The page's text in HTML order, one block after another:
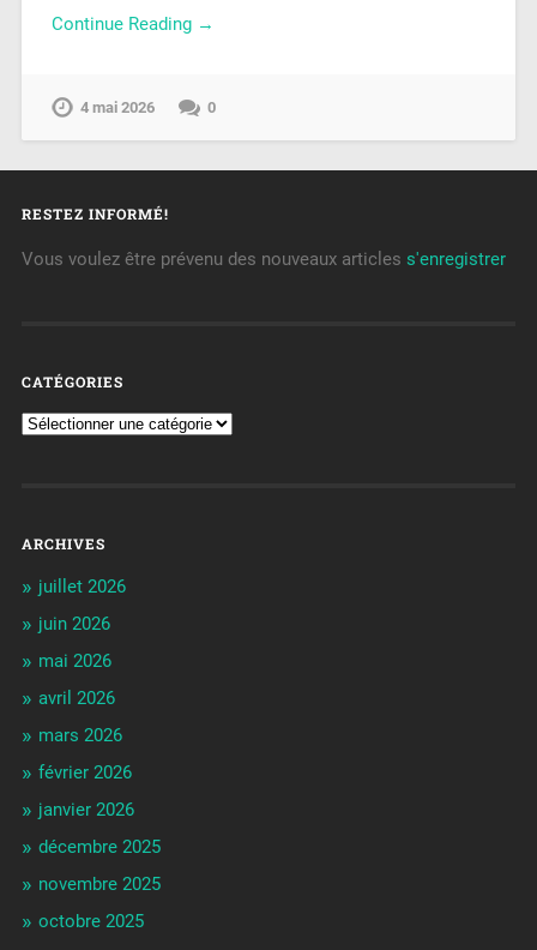
Continue Reading →
4 mai 2026 0
RESTEZ INFORMÉ!
Vous voulez être prévenu des nouveaux articles s'enregistrer
CATÉGORIES
ARCHIVES
juillet 2026
juin 2026
mai 2026
avril 2026
mars 2026
février 2026
janvier 2026
décembre 2025
novembre 2025
octobre 2025